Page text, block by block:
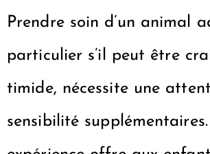
Prendre soin d’un animal
particulier s’il peut être
timide, nécessite une
sensibilité